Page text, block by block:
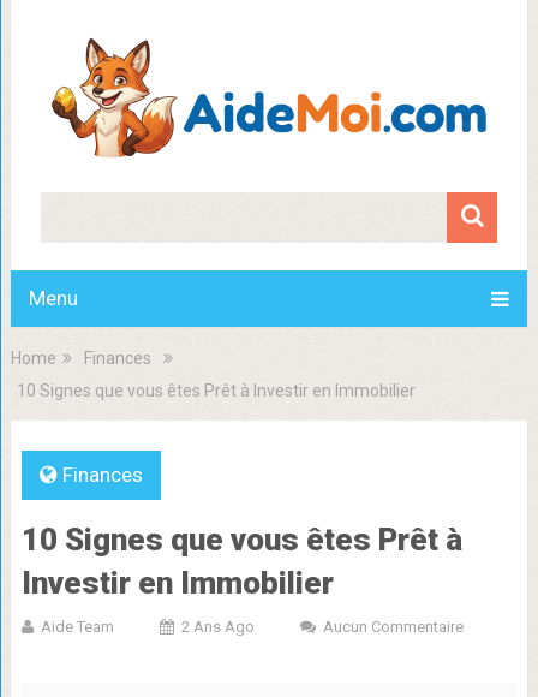
Menu
Home
Finances
10 Signes que vous êtes Prêt à Investir en Immobilier
Finances
10 Signes que vous êtes Prêt à
Investir en Immobilier
Aide Team 2 Ans Ago Aucun Commentaire